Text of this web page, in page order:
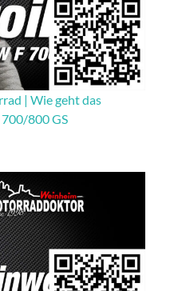
| Wie geht das
800 GS